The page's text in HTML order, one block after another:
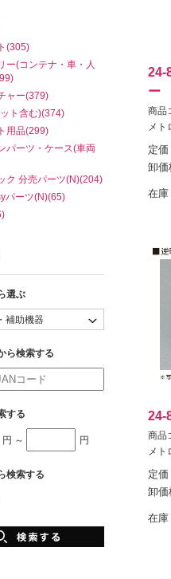
24-
ー
商品
メト
定価
卸価
在庫
24-
商品
メト
定価
卸価
在庫
(305)
ー(コンテナ・車・人
ャー(379)
ト含む)(374)
用品(299)
パーツ・ケース(車両
ク 分売パーツ(N)(204)
パーツ(N)(65)
選ぶ
ら検索する
する
円 ～ 円
検索する